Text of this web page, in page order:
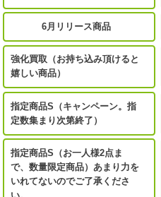
6月リリース商品
強化買取（お持ち込み頂けると
嬉しい商品）
指定商品S（キャンペーン。指
定数集まり次第終了）
指定商品S（お一人様2点ま
で、数量限定商品）あまり力を
いれてないのでご了承くださ